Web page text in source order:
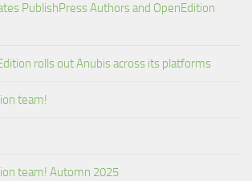
PublishPress Authors and OpenEdition
rolls out Anubis across its platforms
team!
team! Automn 2025